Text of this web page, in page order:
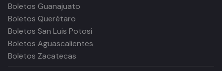
Boletos Guanajuato
Boletos Querétaro
Boletos San Luis Potosí
Boletos Aguascalientes
Boletos Zacatecas